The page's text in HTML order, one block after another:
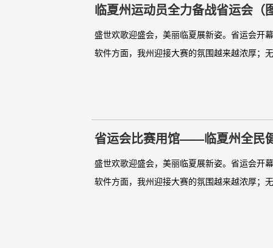
临夏州运动员全力备战省运会（
盛世欢歌迎盛会，美丽临夏展新姿。省运会开
软件方面，我州迎接大赛的氛围越来越浓厚；
省运会比赛用馆——临夏州全民
盛世欢歌迎盛会，美丽临夏展新姿。省运会开
软件方面，我州迎接大赛的氛围越来越浓厚；